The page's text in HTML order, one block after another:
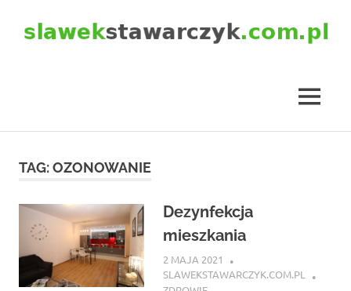
MENU
TAG:OZONOWANIE
Dezynfekcja
mieszkania
2 MAJA 2021
SLAWEKSTAWARCZYK.COM.PL